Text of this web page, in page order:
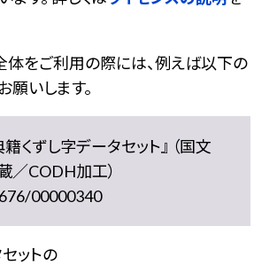
体をご利用の際には、例えば以下の
願いします。
くずし字データセット』 （国文
／CODH加工）
00000340
ットの